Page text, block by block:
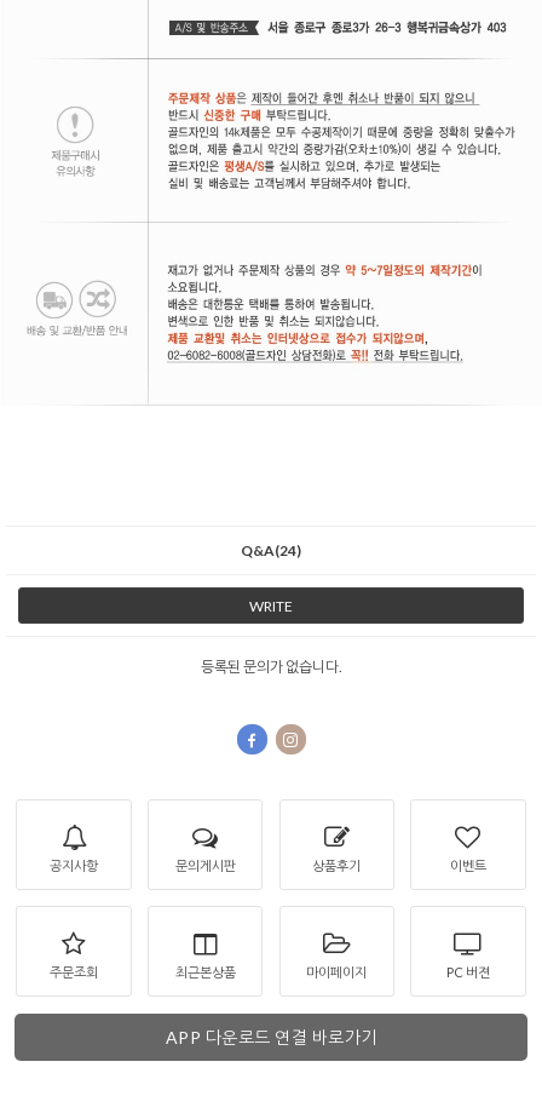
Q&A(24)
WRITE
등록된 문의가 없습니다.
공지사항 문의게시판 상품후기 이벤트
주문조회 최근본상품 마이페이지 PC 버젼
APP 다운로드 연결 바로가기